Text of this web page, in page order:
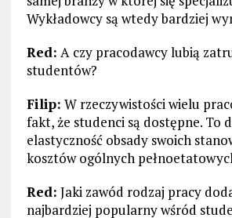
Wykładowcy są wtedy bardziej
Red: A czy pracodawcy lubią
studentów?
Filip: W rzeczywistości wielu
fakt, że studenci są dostępne. To
elastyczność obsady swoich
kosztów ogólnych
Red: Jaki zawód rodzaj pracy
najbardziej popularny wśród